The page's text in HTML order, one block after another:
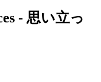
- 思い立っ